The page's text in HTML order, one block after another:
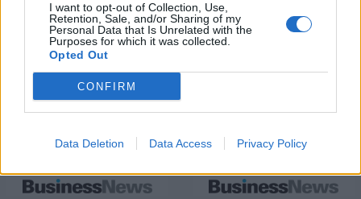
I want to opt-out of Collection, Use,
Retention, Sale, and/or Sharing of my
Personal Data that Is Unrelated with the
Purposes for which it was collected.
Opted Out
CONFIRM
Data Deletion Data Access Privacy Policy
Η Toyota φέρνει νέα γενιά
Νέο Audi A2 e-tron με στόχο την κορυφή της αποδοτικότητας